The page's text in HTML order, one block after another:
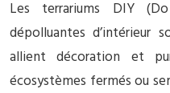
Les terrariums DIY
dépolluantes d’intérieur
allient décoration et
écosystèmes fermés ou